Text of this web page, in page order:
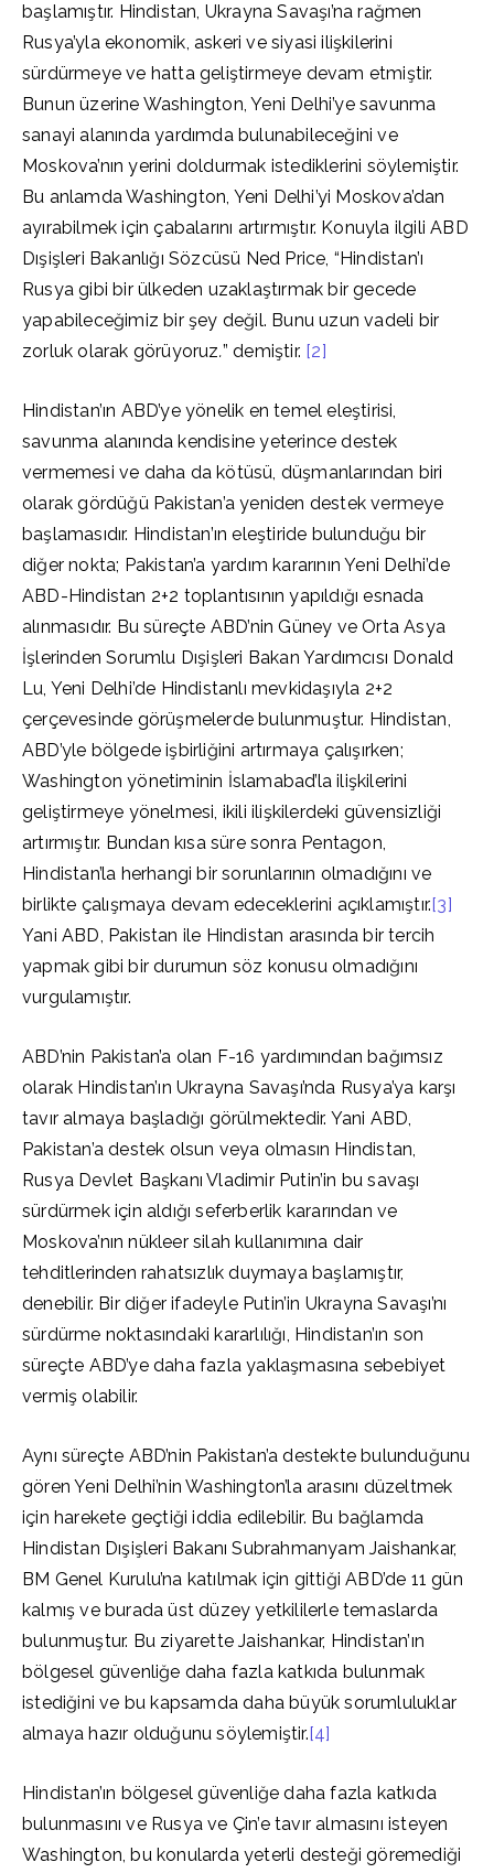
başlamıştır. Hindistan, Ukrayna Savaşı’na rağmen
Rusya’yla ekonomik, askeri ve siyasi ilişkilerini
sürdürmeye ve hatta geliştirmeye devam etmiştir.
Bunun üzerine Washington, Yeni Delhi’ye savunma
sanayi alanında yardımda bulunabileceğini ve
Moskova’nın yerini doldurmak istediklerini söylemiştir.
Bu anlamda Washington, Yeni Delhi’yi Moskova’dan
ayırabilmek için çabalarını artırmıştır. Konuyla ilgili ABD
Dışişleri Bakanlığı Sözcüsü Ned Price, “Hindistan’ı
Rusya gibi bir ülkeden uzaklaştırmak bir gecede
yapabileceğimiz bir şey değil. Bunu uzun vadeli bir
zorluk olarak görüyoruz.” demiştir. [2]
Hindistan’ın ABD’ye yönelik en temel eleştirisi,
savunma alanında kendisine yeterince destek
vermemesi ve daha da kötüsü, düşmanlarından biri
olarak gördüğü Pakistan’a yeniden destek vermeye
başlamasıdır. Hindistan’ın eleştiride bulunduğu bir
diğer nokta; Pakistan’a yardım kararının Yeni Delhi’de
ABD-Hindistan 2+2 toplantısının yapıldığı esnada
alınmasıdır. Bu süreçte ABD’nin Güney ve Orta Asya
İşlerinden Sorumlu Dışişleri Bakan Yardımcısı Donald
Lu, Yeni Delhi’de Hindistanlı mevkidaşıyla 2+2
çerçevesinde görüşmelerde bulunmuştur. Hindistan,
ABD’yle bölgede işbirliğini artırmaya çalışırken;
Washington yönetiminin İslamabad’la ilişkilerini
geliştirmeye yönelmesi, ikili ilişkilerdeki güvensizliği
artırmıştır. Bundan kısa süre sonra Pentagon,
Hindistan’la herhangi bir sorunlarının olmadığını ve
birlikte çalışmaya devam edeceklerini açıklamıştır.[3]
Yani ABD, Pakistan ile Hindistan arasında bir tercih
yapmak gibi bir durumun söz konusu olmadığını
vurgulamıştır.
ABD’nin Pakistan’a olan F-16 yardımından bağımsız
olarak Hindistan’ın Ukrayna Savaşı’nda Rusya’ya karşı
tavır almaya başladığı görülmektedir. Yani ABD,
Pakistan’a destek olsun veya olmasın Hindistan,
Rusya Devlet Başkanı Vladimir Putin’in bu savaşı
sürdürmek için aldığı seferberlik kararından ve
Moskova’nın nükleer silah kullanımına dair
tehditlerinden rahatsızlık duymaya başlamıştır,
denebilir. Bir diğer ifadeyle Putin’in Ukrayna Savaşı’nı
sürdürme noktasındaki kararlılığı, Hindistan’ın son
süreçte ABD’ye daha fazla yaklaşmasına sebebiyet
vermiş olabilir.
Aynı süreçte ABD’nin Pakistan’a destekte bulunduğunu
gören Yeni Delhi’nin Washington’la arasını düzeltmek
için harekete geçtiği iddia edilebilir. Bu bağlamda
Hindistan Dışişleri Bakanı Subrahmanyam Jaishankar,
BM Genel Kurulu’na katılmak için gittiği ABD’de 11 gün
kalmış ve burada üst düzey yetkililerle temaslarda
bulunmuştur. Bu ziyarette Jaishankar, Hindistan’ın
bölgesel güvenliğe daha fazla katkıda bulunmak
istediğini ve bu kapsamda daha büyük sorumluluklar
almaya hazır olduğunu söylemiştir.[4]
Hindistan’ın bölgesel güvenliğe daha fazla katkıda
bulunmasını ve Rusya ve Çin’e tavır almasını isteyen
Washington, bu konularda yeterli desteği göremediği